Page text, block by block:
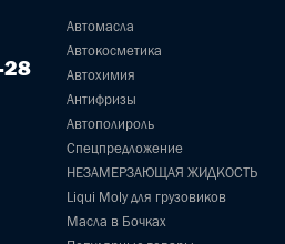
28
Автомасла
Автокосметика
Автохимия
Антифризы
Автополироль
Спецпредложение
НЕЗАМЕРЗАЮЩАЯ ЖИДКОСТЬ
Liqui Moly для грузовиков
Масла в Бочках